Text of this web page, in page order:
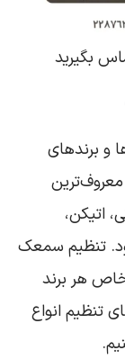
بگیرید
و برندهای
اتیکن،
تنظیم سمعک
هر برند
تنظیم انواع